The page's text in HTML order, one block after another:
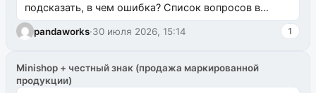
подсказать, в чем ошибка? Список вопросов в
одноименном разделе на modx.pro пока пуст, и,...
pandaworks·30 июля 2026, 15:14 1
Minishop + честный знак (продажа маркированной
продукции)